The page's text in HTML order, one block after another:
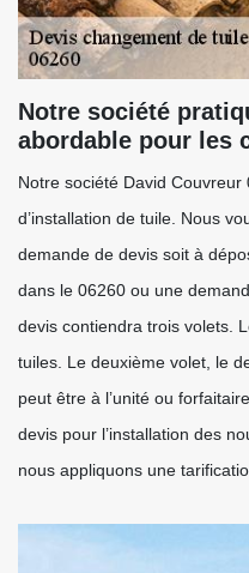
Notre société
abordable pour les
Notre société David
d’installation de tuile. Nous
demande de devis soit à
dans le 06260 ou une
devis contiendra trois volets.
tuiles. Le deuxième volet, le
peut être à l’unité ou
devis pour l’installation des
nous appliquons une